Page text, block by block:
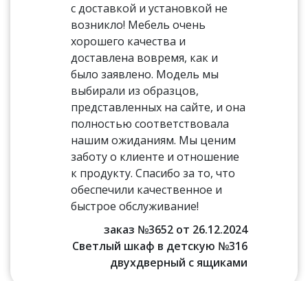
с доставкой и установкой не
возникло! Мебель очень
хорошего качества и
доставлена вовремя, как и
было заявлено. Модель мы
выбирали из образцов,
представленных на сайте, и она
полностью соответствовала
нашим ожиданиям. Мы ценим
заботу о клиенте и отношение
к продукту. Спасибо за то, что
обеспечили качественное и
быстрое обслуживание!
заказ №3652 от 26.12.2024
Светлый шкаф в детскую №316
двухдверный с ящиками